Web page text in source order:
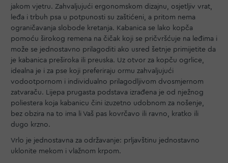
jakom vjetru. Zahvaljujući ergonomskom dizajnu, osjetljiv vrat,
leđa i trbuh psa u potpunosti su zaštićeni, a pritom nema
ograničavanja slobode kretanja. Kabanica se lako kopča
pomoću širokog remena na čičak koji se pričvršćuje na leđima i
može se jednostavno prilagoditi ako usred šetnje primijetite da
je kabanica preširoka ili preuska. Uz otvor za kopču ogrlice,
idealna je i za pse koji preferiraju ormu zahvaljujući
vodootpornom i individualno prilagodljivom dvosmjernom
zatvaraču. Lijepa prugasta podstava izrađena je od nježnog
poliestera koja kabanicu čini izuzetno udobnom za nošenje,
bez obzira na to ima li Vaš pas kovrčavo ili ravno, kratko ili
dugo krzno.
Vrlo je jednostavna za održavanje: prljavštinu jednostavno
uklonite mekom i vlažnom krpom.